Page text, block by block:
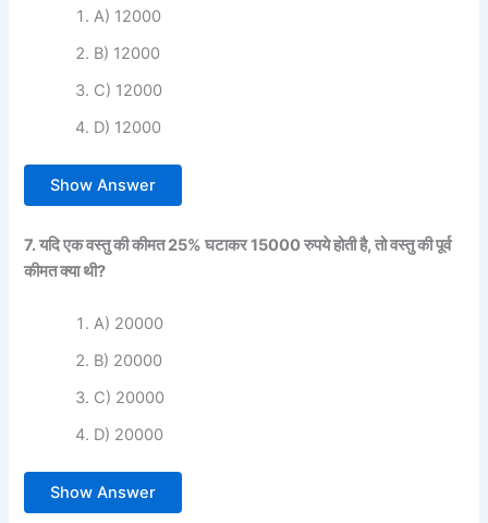
A) 12000
B) 12000
C) 12000
D) 12000
Show Answer
7. यदि एक वस्तु की कीमत 25% घटाकर 15000 रुपये होती है, तो वस्तु की पूर्व
कीमत क्या थी?
A) 20000
B) 20000
C) 20000
D) 20000
Show Answer